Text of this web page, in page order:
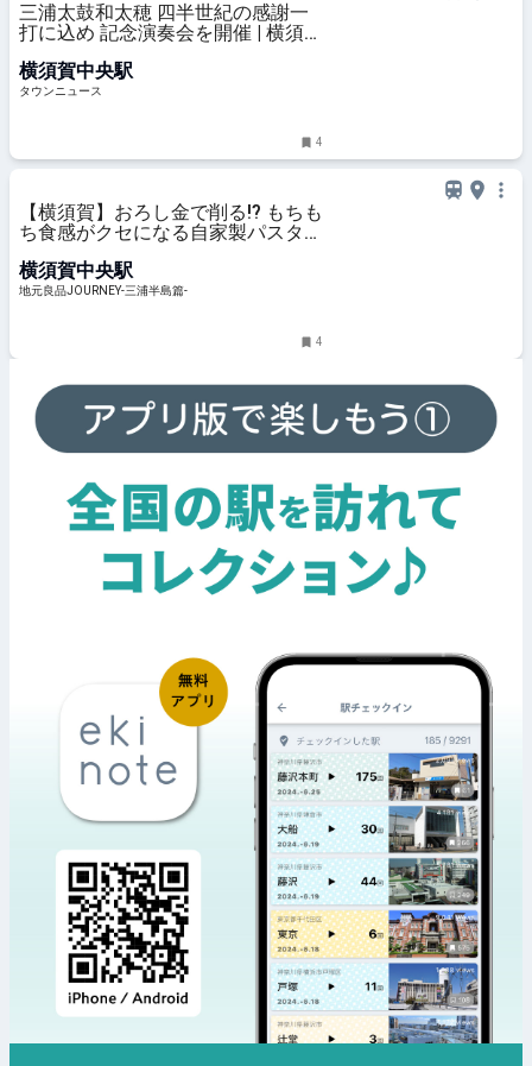
三浦太鼓和太穂 四半世紀の感謝一
打に込め 記念演奏会を開催 | 横須
横須賀中央駅
タウンニュース
4
【横須賀】おろし金で削る!? もちも
ち食感がクセになる自家製パスタ
JOURNEY-三浦半島篇-
横須賀中央駅
地元良品JOURNEY-三浦半島篇-
4